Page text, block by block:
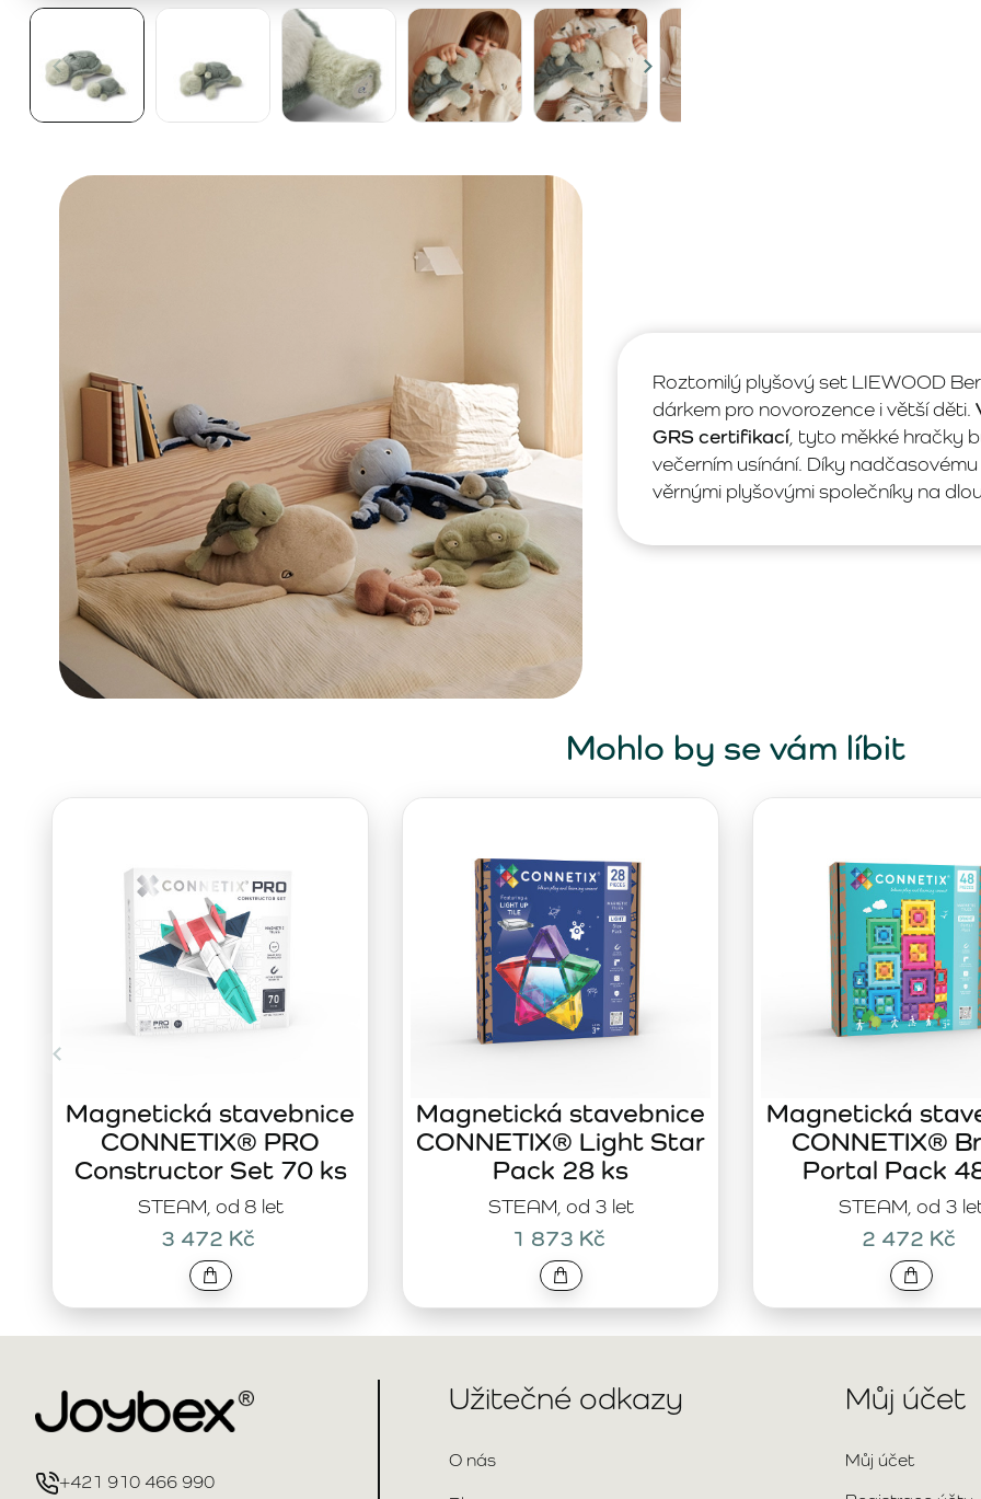
Roztomilý plyšový set LIEWOOD
dárkem pro novorozence i větší děti.
GRS certifikací, tyto měkké hračky
večerním usínání. Díky
věrnými plyšovými společníky na
Mohlo by se vám líbit
STEAM, od 8 let
Magnetická stavebnice
CONNETIX® PRO
Constructor Set 70 ks
3 472 Kč
STEAM, od 3 let
Magnetická stavebnice
CONNETIX® Light Star
Pack 28 ks
1 873 Kč
STEAM, od 3
Magnetická
CONNETIX®
Portal Pack
2 472 Kč
+421 910 466 990
Užitečné odkazy
O nás
Můj účet
Můj účet